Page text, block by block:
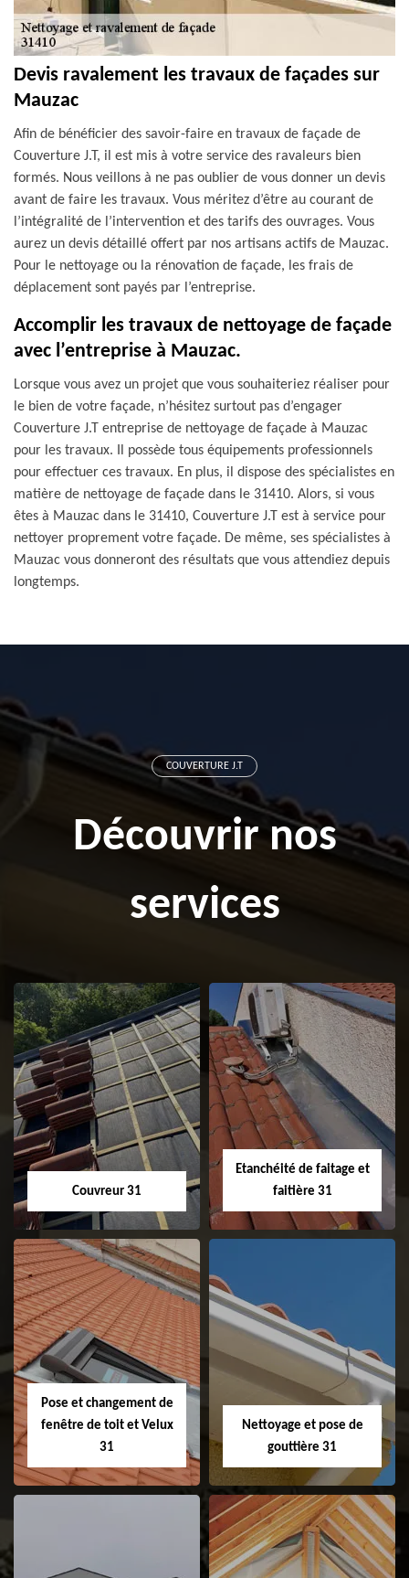
Devis ravalement les travaux de façades sur
Mauzac
Afin de bénéficier des savoir-faire en travaux de façade de
Couverture J.T, il est mis à votre service des ravaleurs bien
formés. Nous veillons à ne pas oublier de vous donner un devis
avant de faire les travaux. Vous méritez d’être au courant de
l’intégralité de l’intervention et des tarifs des ouvrages. Vous
aurez un devis détaillé offert par nos artisans actifs de Mauzac.
Pour le nettoyage ou la rénovation de façade, les frais de
déplacement sont payés par l’entreprise.
Accomplir les travaux de nettoyage de façade
avec l’entreprise à Mauzac.
Lorsque vous avez un projet que vous souhaiteriez réaliser pour
le bien de votre façade, n’hésitez surtout pas d’engager
Couverture J.T entreprise de nettoyage de façade à Mauzac
pour les travaux. Il possède tous équipements professionnels
pour effectuer ces travaux. En plus, il dispose des spécialistes en
matière de nettoyage de façade dans le 31410. Alors, si vous
êtes à Mauzac dans le 31410, Couverture J.T est à service pour
nettoyer proprement votre façade. De même, ses spécialistes à
Mauzac vous donneront des résultats que vous attendiez depuis
longtemps.
COUVERTURE J.T
Découvrir nos
services
Couvreur 31
Couvreur 31
Etanchéité de faitage et
faitière 31
Etanchéité de
faitage et faitière
31
Pose et changement de
fenêtre de toit et Velux
31
Nettoyage et pose de
gouttière 31